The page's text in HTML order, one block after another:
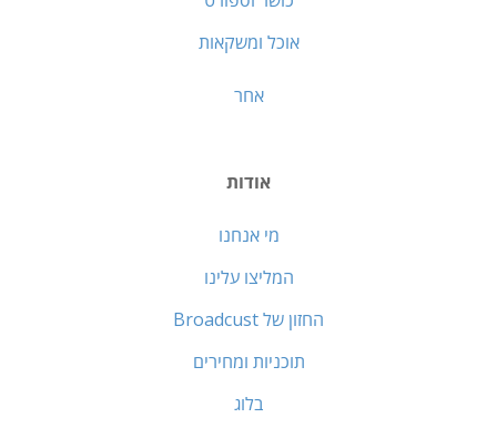
אוכל ומשקאות
אחר
אודות
מי אנחנו
המליצו עלינו
החזון של Broadcust
תוכניות ומחירים
בלוג